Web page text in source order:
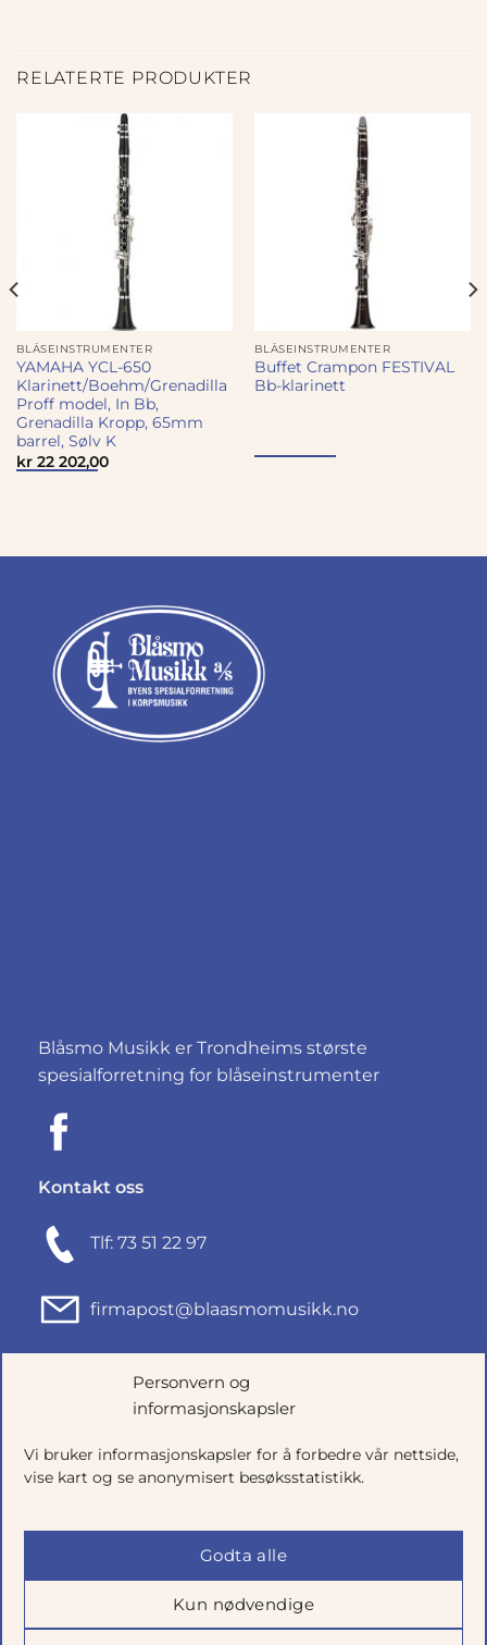
Personvern og
informasjonskapsler
Vi bruker informasjonskapsler for å forbedre vår nettside,
vise kart og se anonymisert besøksstatistikk.
Godta alle
Kun nødvendige
RELATERTE PRODUKTER
BLÅSEINSTRUMENTER
YAMAHA YCL-650
Klarinett/Boehm/Grenadilla
Proff model, In Bb,
Grenadilla Kropp, 65mm
barrel, Sølv K
kr22 202,00
BLÅSEINSTRUMENTER
Buffet Crampon FESTIVAL
Bb-klarinett
Blåsmo Musikk er Trondheims største
spesialforretning for blåseinstrumenter
Kontakt oss
Tlf: 73 51 22 97
firmapost@blaasmomusikk.no
Fjordgata 46, 7010 TRONDHEIM